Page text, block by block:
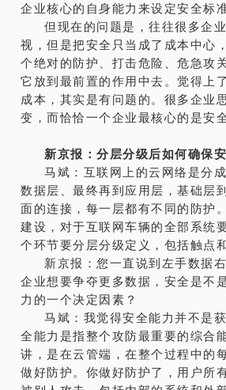
企业核心的自身能力来设定安全标准
但现在的问题是，往往很多企
视，但是把安全只当成了成本中心
个绝对的防护、打击危险、危急攻
它放到最前置的作用中去。觉得上
成本，其实是有问题的。很多企业
变，而恰恰一个企业最核心的是安全
新京报：分层分级后如何确保
马斌：互联网上的云网络是分
数据层、最终再到应用层，基础层
面的连接，每一层都有不同的防护
建设，对于互联网车辆的全部系统
个环节要分层分级定义，包括触点
新京报：您一直说到左手数据
企业想要争夺更多数据，安全是不
力的一个决定因素？
马斌：我觉得安全能力并不是
全能力是指整个攻防最重要的综合
讲，是在云管端，在整个过程中的
做好防护。你做好防护了，用户所